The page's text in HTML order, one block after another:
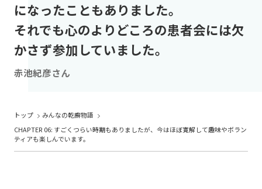
になったこともありました。
それでも心のよりどころの患者会には欠
かさず参加していました。
赤池紀彦さん
トップ
みんなの乾癬物語
CHAPTER 06: すごくつらい時期もありましたが、今はほぼ寛解して趣味やボラン
ティアも楽しんでいます。